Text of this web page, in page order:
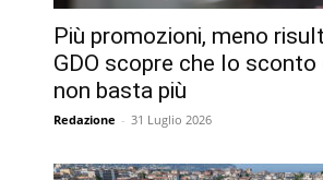
Più promozioni, meno
GDO scopre che lo
non basta più
Redazione - 31 Luglio 2026